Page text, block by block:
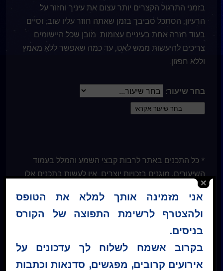
בזמני התרגול הקצרים יותר עצום את עיניך וחזור על
הרעיון; הסתכל סביבך בזמן שאתה חוזר עליו שוב; וסיים
בעוד חזרה אחת בעיניים עצומות. מובן שכל היישומים
צריכים להיעשות ממש לאט, עד כמה שאפשר ללא מאמץ
וללא חפזון.
בחר שיעור:
* כל התכנים באתר לרבות קבצי השמע והמלל בעמוד
השיעורים, מוגנים בזכויות יוצרים. אין לעשות בתכנים אלו
שימוש פרטי או מסחרי כלשהו. אין להפיץ, להעתיק או
לשכפל את הנ"ל ללא הסכמה בכתב מראש מ"קורס
בניסים – ישראל ®"
קטגוריה :שיעורים יומיים
אני מזמינה אותך למלא את הטופס
ולהצטרף לרשימת התפוצה של הקורס
בניסים.
בקרוב אשמח לשלוח לך עדכונים על
אירועים קרובים, מפגשים, סדנאות וכתבות